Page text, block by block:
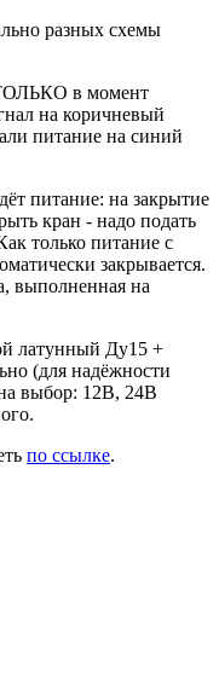
разных схемы
в момент
на коричневый
питание на синий
питание: на закрытие
кран - надо подать
только питание с
закрывается.
выполненная на
латунный Ду15 +
(для надёжности
выбор: 12В, 24В
по ссылке.